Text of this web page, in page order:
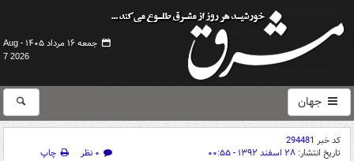
جمعه ۱۶ مرداد ۱۴۰۵ -
Aug
7 2026
جهان
کد خبر 294481
تاریخ انتشار: ۲۸ اسفند ۱۳۹۲ - ۰۰:۵۵ ۰ نظر
چاپ